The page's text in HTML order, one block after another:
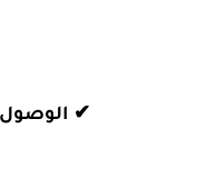
✔ الوصول